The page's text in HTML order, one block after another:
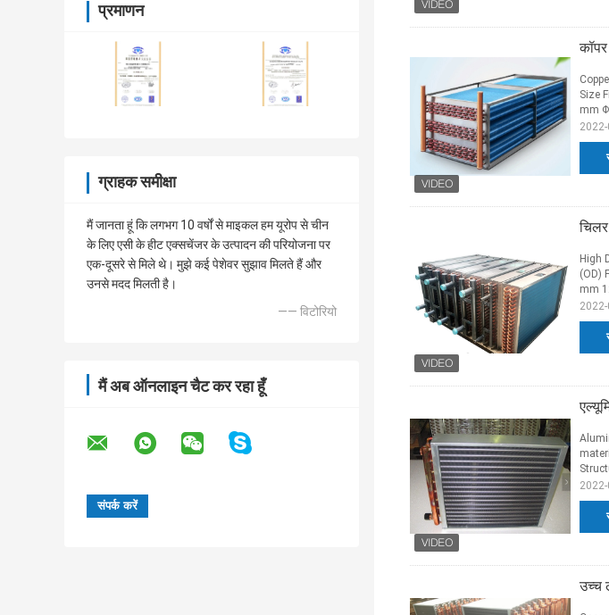
प्रमाणन
ग्राहक समीक्षा
मैं जानता हूं कि लगभग 10 वर्षों से माइकल हम यूरोप से चीन
के लिए एसी के हीट एक्सचेंजर के उत्पादन की परियोजना पर
एक-दूसरे से मिले थे। मुझे कई पेशेवर सुझाव मिलते हैं और
उनसे मदद मिलती है।
—— विटोरियो
मैं अब ऑनलाइन चैट कर रहा हूँ
Size
mm
High
(OD)
mm
उच्च